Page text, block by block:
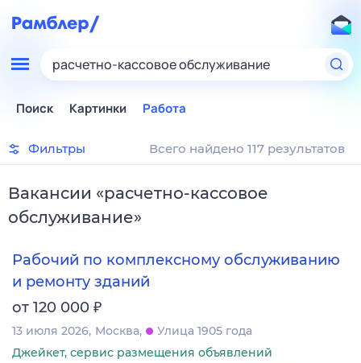
расчетно-кассовое обслуживание
Поиск Картинки Работа
Фильтры Всего найдено 117 результатов
Вакансии «расчетно-кассовое
обслуживание»
Рабочий по комплексному обслуживанию
и ремонту зданий
от 120 000 ₽
13 июля 2026 Москва
Улица 1905 года
Джейкет, сервис размещения объявлений